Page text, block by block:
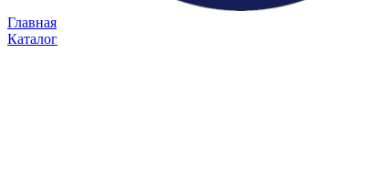
Главная
Каталог